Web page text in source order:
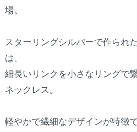
場。
スターリングシルバーで作られ
は、
細長いリンクを小さなリングで
ネックレス。
軽やかで繊細なデザインが特徴